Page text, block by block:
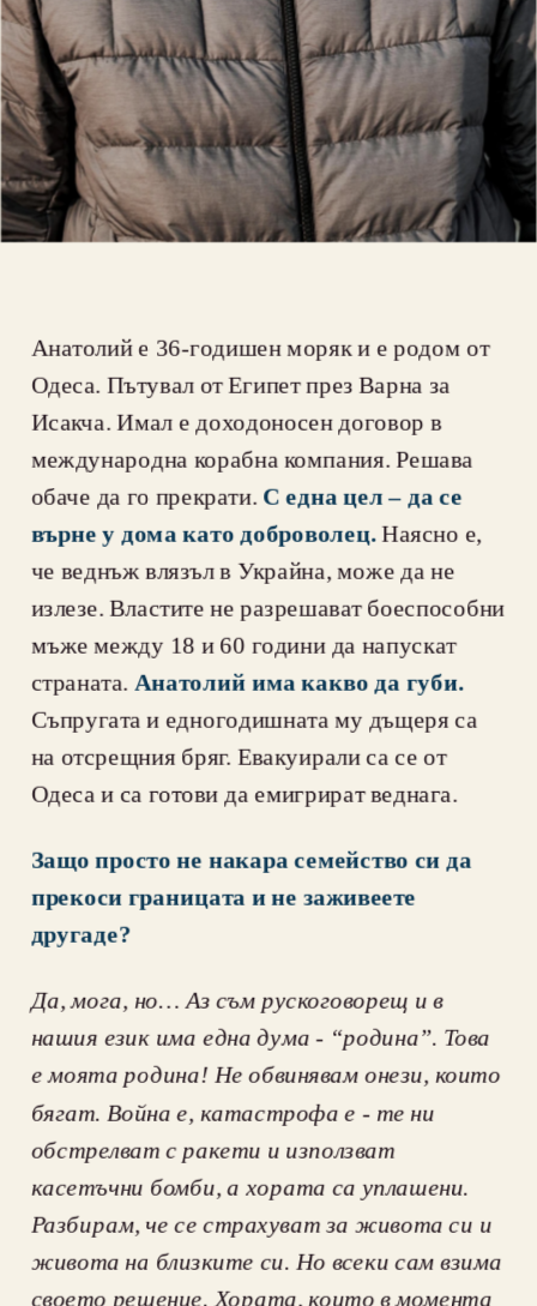
Анатолий е 36-годишен моряк и е родом от
Одеса. Пътувал от Египет през Варна за
Исакча. Имал е доходоносен договор в
международна корабна компания. Решава
обаче да го прекрати. С една цел – да се
върне у дома като доброволец. Наясно е,
че веднъж влязъл в Украйна, може да не
излезе. Властите не разрешават боеспособни
мъже между 18 и 60 години да напускат
страната. Анатолий има какво да губи.
Съпругата и едногодишната му дъщеря са
на отсрещния бряг. Евакуирали са се от
Одеса и са готови да емигрират веднага.
Защо просто не накара семейство си да
прекоси границата и не заживеете
другаде?
Да, мога, но… Аз съм рускоговорещ и в
нашия език има една дума - “родина”. Това
е моята родина! Не обвинявам онези, които
бягат. Война е, катастрофа е - те ни
обстрелват с ракети и използват
касетъчни бомби, а хората са уплашени.
Разбирам, че се страхуват за живота си и
живота на близките си. Но всеки сам взима
своето решение. Хората, които в момента